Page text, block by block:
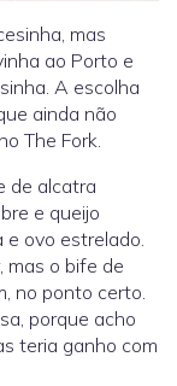
mas
ao Porto e
A escolha
ainda não
The Fork.
de alcatra
e queijo
ovo estrelado.
mas o bife de
no ponto certo.
porque acho
teria ganho com